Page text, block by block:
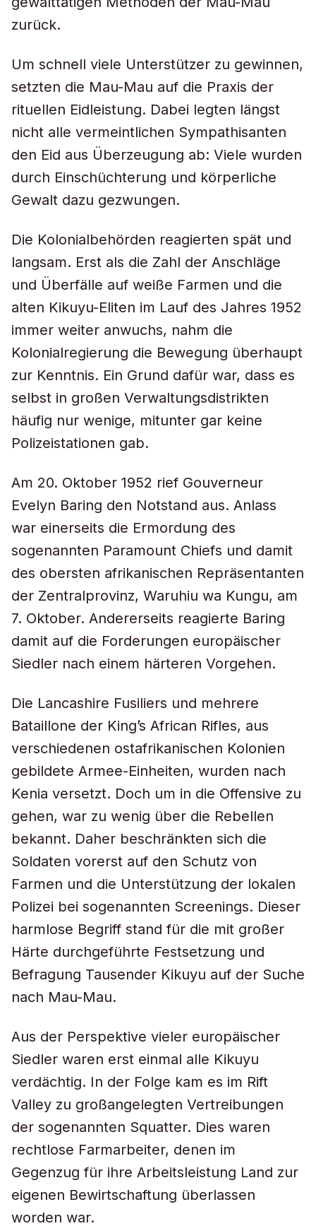
zurück.
Um schnell viele Unterstützer zu gewinnen,
setzten die Mau-Mau auf die Praxis der
rituellen Eidleistung. Dabei legten längst
nicht alle vermeintlichen Sympathisanten
den Eid aus Überzeugung ab: Viele wurden
durch Einschüchterung und körperliche
Gewalt dazu gezwungen.
Die Kolonialbehörden reagierten spät und
langsam. Erst als die Zahl der Anschläge
und Überfälle auf weiße Farmen und die
alten Kikuyu-Eliten im Lauf des Jahres 1952
immer weiter anwuchs, nahm die
Kolonialregierung die Bewegung überhaupt
zur Kenntnis. Ein Grund dafür war, dass es
selbst in großen Verwaltungsdistrikten
häufig nur wenige, mitunter gar keine
Polizeistationen gab.
Am 20. Oktober 1952 rief Gouverneur
Evelyn Baring den Notstand aus. Anlass
war einerseits die Ermordung des
sogenannten Paramount Chiefs und damit
des obersten afrikanischen Repräsentanten
der Zentralprovinz, Waruhiu wa Kungu, am
7. Oktober. Andererseits reagierte Baring
damit auf die Forderungen europäischer
Siedler nach einem härteren Vorgehen.
Die Lancashire Fusiliers und mehrere
Bataillone der King’s African Rifles, aus
verschiedenen ostafrikanischen Kolonien
gebildete Armee-Einheiten, wurden nach
Kenia versetzt. Doch um in die Offensive zu
gehen, war zu wenig über die Rebellen
bekannt. Daher beschränkten sich die
Soldaten vorerst auf den Schutz von
Farmen und die Unterstützung der lokalen
Polizei bei sogenannten Screenings. Dieser
harmlose Begriff stand für die mit großer
Härte durchgeführte Festsetzung und
Befragung Tausender Kikuyu auf der Suche
nach Mau-Mau.
Aus der Perspektive vieler europäischer
Siedler waren erst einmal alle Kikuyu
verdächtig. In der Folge kam es im Rift
Valley zu großangelegten Vertreibungen
der sogenannten Squatter. Dies waren
rechtlose Farmarbeiter, denen im
Gegenzug für ihre Arbeitsleistung Land zur
eigenen Bewirtschaftung überlassen
worden war.